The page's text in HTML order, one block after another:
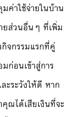
ค่าใช้จ่ายในบ้าน
ยส่วนอื่นๆ ที่เพิ่ม
จกรรมแรกที่คู่
ก่อนเข้าสู่การ
ะระวังให้ดี หาก
ณได้เสียเงินที่จะ